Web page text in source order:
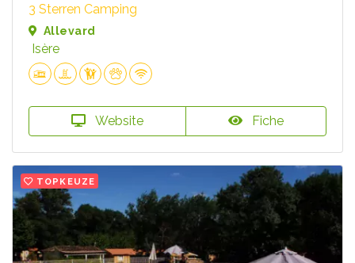
3 Sterren Camping
Allevard
Isère
Website Fiche
TOPKEUZE